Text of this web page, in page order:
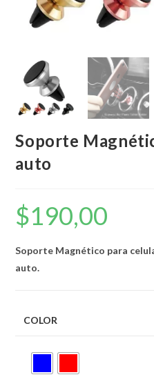
Soporte
auto
$190,00
Soporte Magnético para
auto.
COLOR